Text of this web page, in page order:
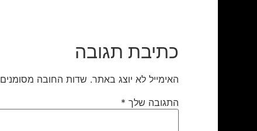
כתיבת תגובה
האימייל לא יוצג באתר. שדות החובה מסומנים
התגובה שלך *